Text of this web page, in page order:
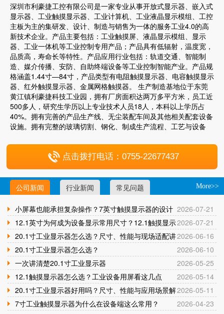
深圳市利豪捷工控有限公司是一家专业从事开放式显示器、嵌入式
显示器、工业触摸显示器、工业计算机、工业液晶显示模组、工控
主板为主的集研发、设计、制造与销售为一体的服务工业4.0的高
新技术企业。产品主要包括：工业触摸屏、液晶显示模组、显示
器、工业一体机等工业控制专用产品；产品具有低辐射，温度宽，
品质高，寿命长等特性。产品应用行业包括：轨道交通、智能制
造、媒介传播、安防、自助终端设备等工业控制智能产业。产品规
格涵盖1.44寸—84寸，产品类型有电阻触摸显示器、电容触摸显示
器、红外触摸显示器、金属网格触摸器。 生产制造基地位于东莞
黄江镇利豪捷科技工业园，拥有厂房面积达两万多平方米，员工近
500多人，研究生学历以上专业技术人员18人，本科以上学历占
40%。拥有完善的产品生产线、无尘装配车间及其他相关配套设备
设施。拥有完整的玻璃切割、钢化、制成生产流程、工艺与设备
点击拨打电话：0755-22677437
More>>
公司新闻 行业新闻 常见问题
2026-07-21
小屏幕也能承担复杂操作？7英寸触摸显示器的设计
与应用逻辑
2026-07-21
12.1英寸为何成为设备显示常用尺寸？12.1触摸显示
器应用解析
2026-06-16
20.1寸工业显示器怎么选？尺寸、性能与现场适配讲
清楚
2026-06-10
20.1寸工业显示器怎么选？
2026-05-25
一次讲清楚20.1寸工业显示器
2026-05-14
12.1触摸显示器怎么选？工业设备用屏看这几点
2026-05-11
20.1寸工业显示器好用吗？尺寸、性能与应用场景解
析
2026-04-23
7寸工业触摸显示器为什么在设备端这么常用？